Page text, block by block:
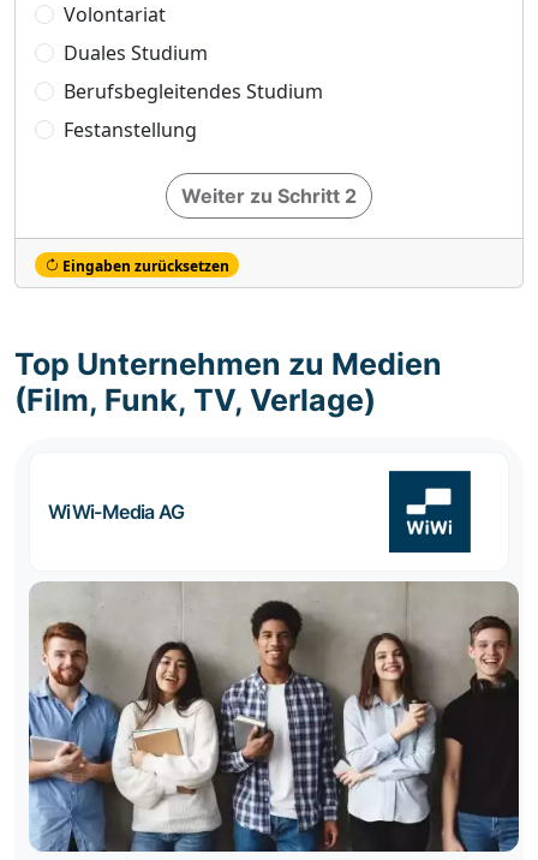
Volontariat
Duales Studium
Berufsbegleitendes Studium
Festanstellung
Weiter zu Schritt 2
Eingaben zurücksetzen
Top Unternehmen zu Medien
(Film, Funk, TV, Verlage)
WiWi-Media AG